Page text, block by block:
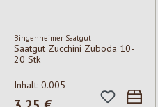
Bingenheimer Saatgut
Saatgut Zucchini Zuboda 10-
20 Stk
Inhalt: 0.005